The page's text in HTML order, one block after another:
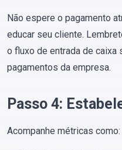
Não espere o pagamento
educar seu cliente.
o fluxo de entrada de caixa
pagamentos da empresa.
Passo 4:
Acompanhe métricas como: